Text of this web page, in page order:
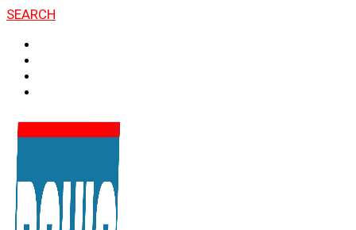
SEARCH